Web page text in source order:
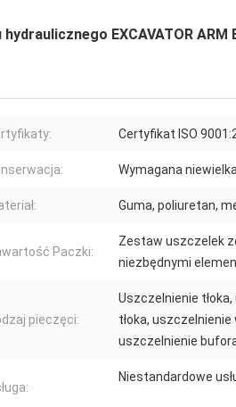
EXCAVATOR ARM
Certyfikat ISO
Wymagana
Guma, poliuretan,
Paczki:
Zestaw uszczelek
niezbędnymi
pieczęci:
Uszczelnienie
tłoka, uszczelnienie
uszczelnienie
Niestandardowe